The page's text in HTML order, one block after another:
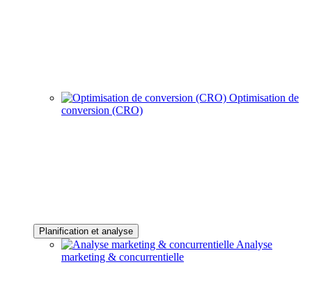
Optimisation de
conversion (CRO)
Planification et analyse
Analyse
marketing & concurrentielle